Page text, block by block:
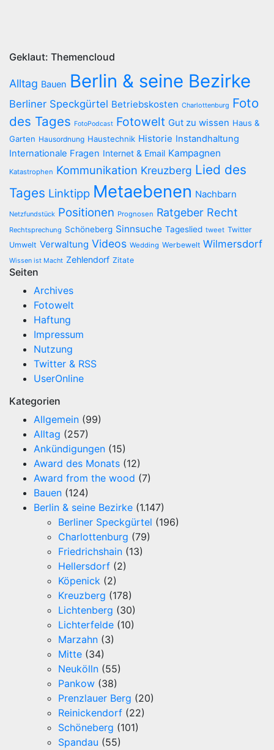
Geklaut: Themencloud
Alltag Bauen Berlin & seine Bezirke
Berliner Speckgürtel Betriebskosten Charlottenburg Foto
des Tages FotoPodcast Fotowelt Gut zu wissen Haus &
Garten Hausordnung Haustechnik Historie Instandhaltung
Internationale Fragen Internet & Email Kampagnen
Katastrophen Kommunikation Kreuzberg Lied des
Tages Linktipp Metaebenen Nachbarn
Netzfundstück Positionen Prognosen Ratgeber Recht
Rechtsprechung Schöneberg Sinnsuche Tageslied tweet Twitter
Umwelt Verwaltung Videos Wedding Werbewelt Wilmersdorf
Wissen ist Macht Zehlendorf Zitate
Seiten
Archives
Fotowelt
Haftung
Impressum
Nutzung
Twitter & RSS
UserOnline
Kategorien
Allgemein (99)
Alltag (257)
Ankündigungen (15)
Award des Monats (12)
Award from the wood (7)
Bauen (124)
Berlin & seine Bezirke (1.147)
Berliner Speckgürtel (196)
Charlottenburg (79)
Friedrichshain (13)
Hellersdorf (2)
Köpenick (2)
Kreuzberg (178)
Lichtenberg (30)
Lichterfelde (10)
Marzahn (3)
Mitte (34)
Neukölln (55)
Pankow (38)
Prenzlauer Berg (20)
Reinickendorf (22)
Schöneberg (101)
Spandau (55)